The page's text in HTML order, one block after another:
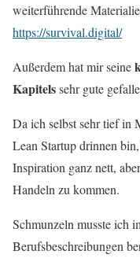
weiterführende
https://survival.digital/
Außerdem hat mir seine
Kapitelssehr gute
Da ich selbst sehr tief in
Lean Startup drinnen
Inspiration ganz nett,
Handeln zu kommen.
Schmunzeln musste ich
Berufsbeschreibungen